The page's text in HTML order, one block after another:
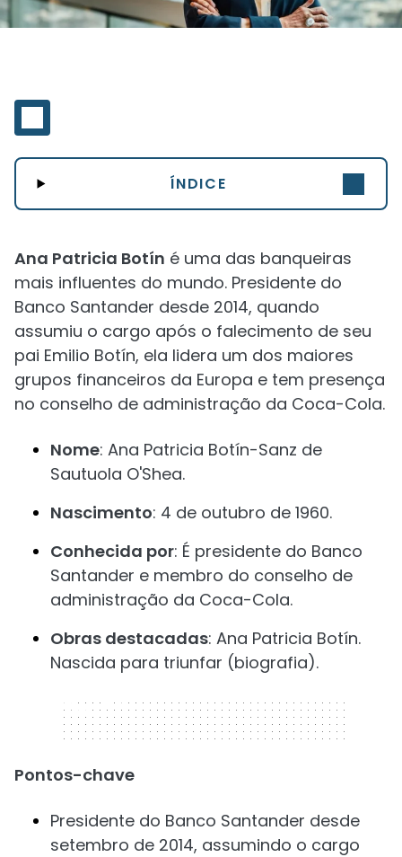
ÍNDICE
Ana Patricia Botín é uma das banqueiras
mais influentes do mundo. Presidente do
Banco Santander desde 2014, quando
assumiu o cargo após o falecimento de seu
pai Emilio Botín, ela lidera um dos maiores
grupos financeiros da Europa e tem presença
no conselho de administração da Coca-Cola.
Nome: Ana Patricia Botín-Sanz de
Sautuola O'Shea.
Nascimento: 4 de outubro de 1960.
Conhecida por: É presidente do Banco
Santander e membro do conselho de
administração da Coca-Cola.
Obras destacadas: Ana Patricia Botín.
Nascida para triunfar (biografia).
320 x 50
Pontos-chave
Presidente do Banco Santander desde
setembro de 2014, assumindo o cargo